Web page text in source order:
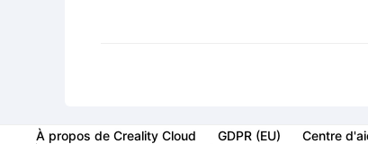
À propos de Creality Cloud GDPR (EU) Centre